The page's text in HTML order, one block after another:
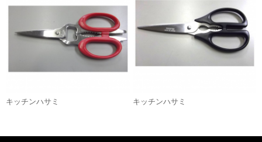
キッチンハサミ キッチンハサミ